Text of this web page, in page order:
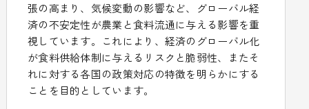
張の高まり、気候変動の影響など、グローバル経
済の不安定性が農業と食料流通に与える影響を重
視しています。これにより、経済のグローバル化
が食料供給体制に与えるリスクと脆弱性、またそ
れに対する各国の政策対応の特徴を明らかにする
ことを目的としています。